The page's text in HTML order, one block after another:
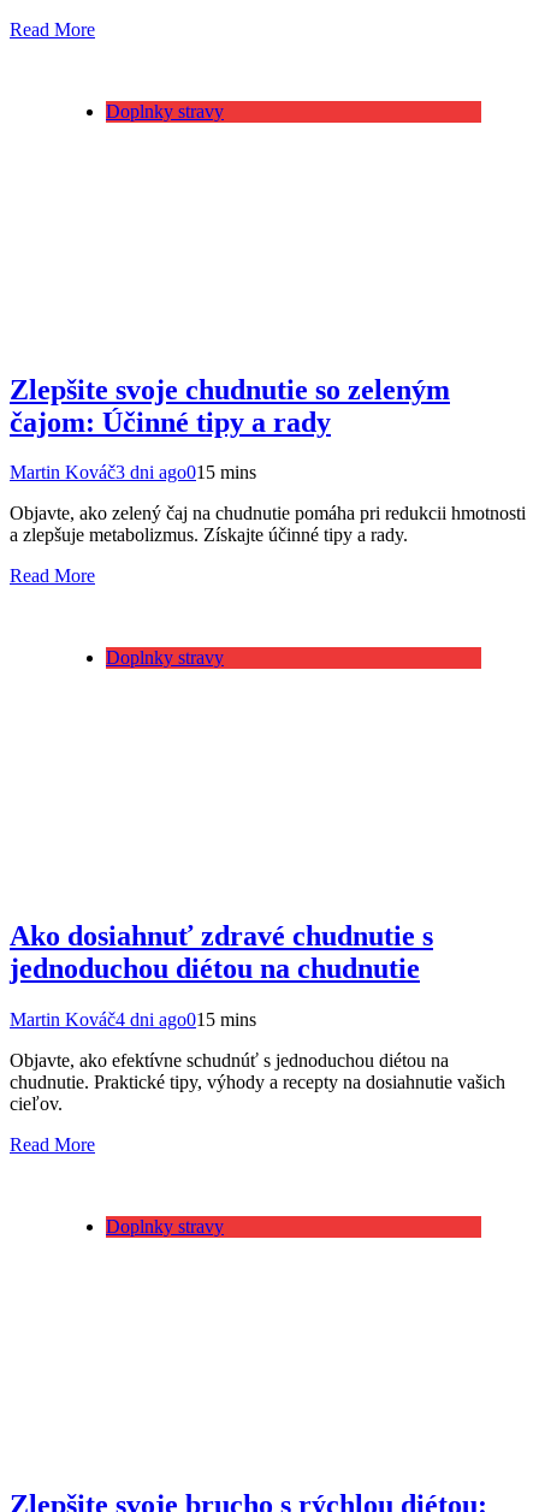
Read More
Doplnky stravy
Zlepšite svoje chudnutie so zeleným
čajom: Účinné tipy a rady
Martin Kováč3 dni ago015 mins
Objavte, ako zelený čaj na chudnutie pomáha pri redukcii hmotnosti
a zlepšuje metabolizmus. Získajte účinné tipy a rady.
Read More
Doplnky stravy
Ako dosiahnuť zdravé chudnutie s
jednoduchou diétou na chudnutie
Martin Kováč4 dni ago015 mins
Objavte, ako efektívne schudnúť s jednoduchou diétou na
chudnutie. Praktické tipy, výhody a recepty na dosiahnutie vašich
cieľov.
Read More
Doplnky stravy
Zlepšite svoje brucho s rýchlou diétou: